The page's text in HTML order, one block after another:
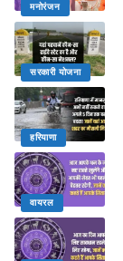
मनोरंजन
सरकारी योजना
हरियाणा
वायरल